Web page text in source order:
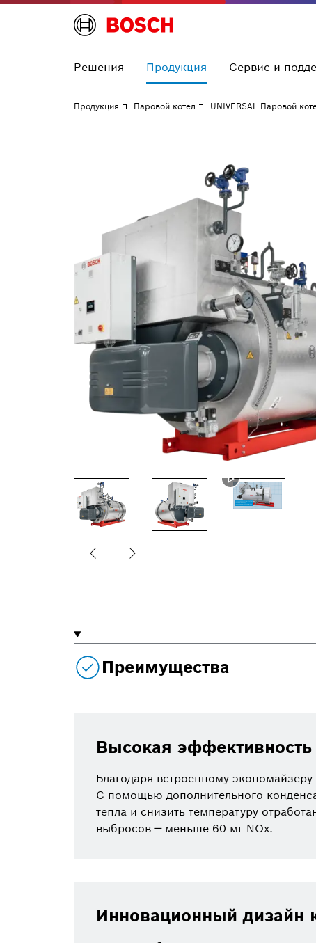
Решения Продукция Сервис и
Продукция Паровой котел UNIVERSAL Паровой
Преимущества
Высокая
Благодаря встроенному
С помощью дополнительного
тепла и снизить температуру
выбросов — меньше 60 мг NOx.
Инновационный дизайн